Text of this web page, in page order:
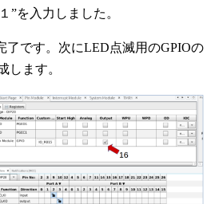
”を入力しました。
了です。次にLED点滅用のGPIOの
します。